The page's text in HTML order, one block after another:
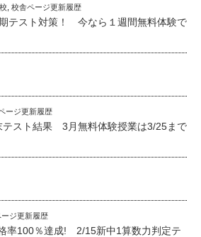
校舎ページ更新履歴
テスト対策！ 今なら１週間無料体験で
ージ更新履歴
スト結果 3月無料体験授業は3/25まで
ジ更新履歴
率100％達成! 2/15新中1算数力判定テ